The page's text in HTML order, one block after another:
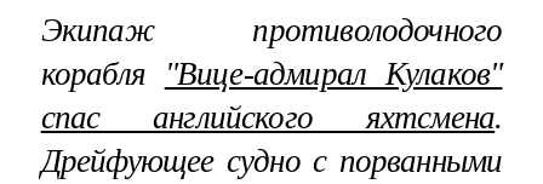
Экипаж противолодочного
корабля
"Вице-адмирал Кулаков"
спас английского яхтсмена.
Дрейфующее судно с порванными